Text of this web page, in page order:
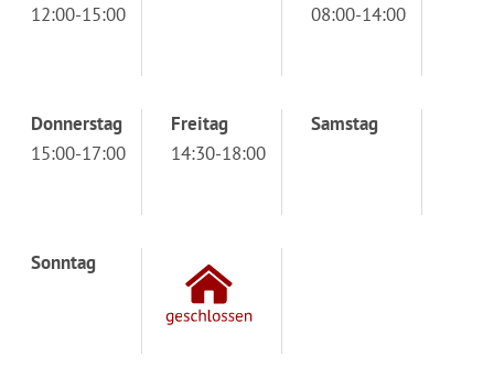
12:00-15:00
08:00-14:00
Donnerstag
15:00-17:00
Freitag
14:30-18:00
Samstag
Sonntag